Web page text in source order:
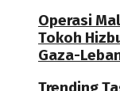
Operasi
Tokoh
Gaza-